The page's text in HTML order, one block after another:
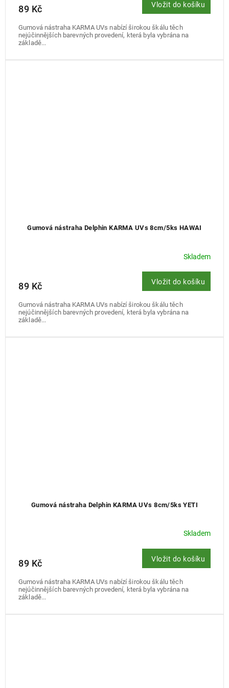
89 Kč Vložit do košíku
Gumová nástraha KARMA UVs nabízí širokou škálu těch
nejúčinnějších barevných provedení, která byla vybrána na
základě...
Gumová nástraha Delphin KARMA UVs 8cm/5ks HAWAI
Skladem
89 Kč Vložit do košíku
Gumová nástraha KARMA UVs nabízí širokou škálu těch
nejúčinnějších barevných provedení, která byla vybrána na
základě...
Gumová nástraha Delphin KARMA UVs 8cm/5ks YETI
Skladem
89 Kč Vložit do košíku
Gumová nástraha KARMA UVs nabízí širokou škálu těch
nejúčinnějších barevných provedení, která byla vybrána na
základě...